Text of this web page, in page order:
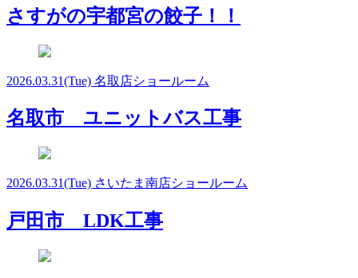
さすがの宇都宮の餃子！！
2026.03.31(Tue) 名取店ショールーム
名取市 ユニットバス工事
2026.03.31(Tue) さいたま南店ショールーム
戸田市 LDK工事